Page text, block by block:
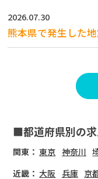
2026.07.30
熊本県で発生した
■都道府県別の
関東： 東京 神奈川
近畿： 大阪 兵庫 京